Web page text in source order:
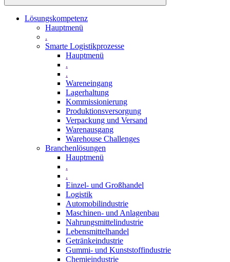
Lösungskompetenz
Hauptmenü
.
Smarte Logistikprozesse
Hauptmenü
.
.
Wareneingang
Lagerhaltung
Kommissionierung
Produktionsversorgung
Verpackung und Versand
Warenausgang
Warehouse Challenges
Branchenlösungen
Hauptmenü
.
.
Einzel- und Großhandel
Logistik
Automobilindustrie
Maschinen- und Anlagenbau
Nahrungsmittelindustrie
Lebensmittelhandel
Getränkeindustrie
Gummi­- und Kunststoffindustrie
Chemieindustrie